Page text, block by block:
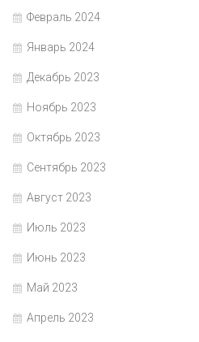
Февраль 2024
Январь 2024
Декабрь 2023
Ноябрь 2023
Октябрь 2023
Сентябрь 2023
Август 2023
Июль 2023
Июнь 2023
Май 2023
Апрель 2023